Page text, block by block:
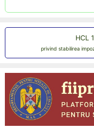
HCL
privind stabilirea